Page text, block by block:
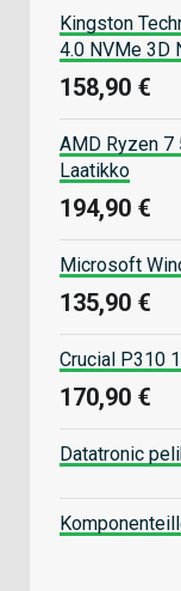
Kingston
4.0 NVMe 3D
158,90 €
AMD Ryzen 7
Laatikko
194,90 €
Microsoft
135,90 €
Crucial P310
170,90 €
Datatronic